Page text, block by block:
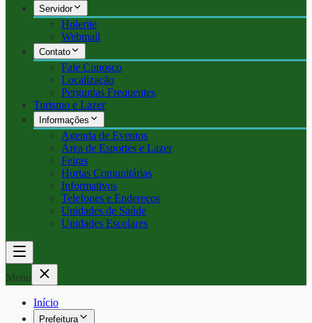
Servidor
Holerite
Webmail
Contato
Fale Conosco
Localização
Perguntas Frequentes
Turismo e Lazer
Informações
Agenda de Eventos
Área de Esportes e Lazer
Feiras
Hortas Comunitárias
Informativos
Telefones e Endereços
Unidades de Saúde
Unidades Escolares
Menu
Início
Prefeitura